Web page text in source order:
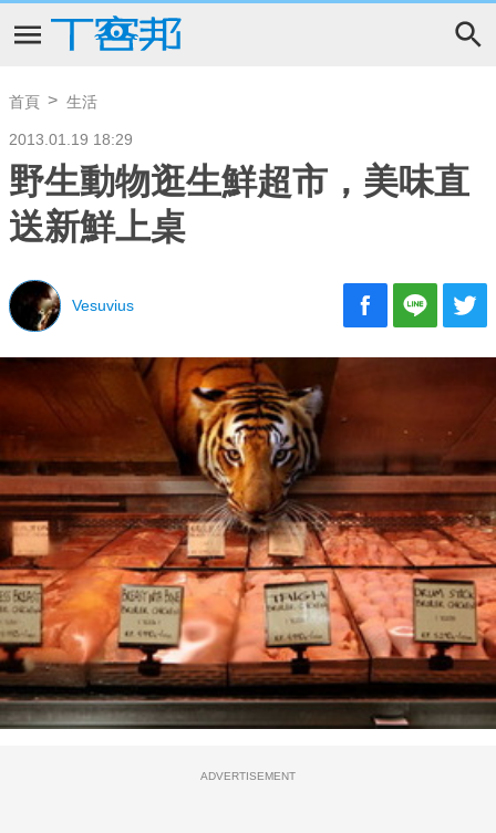
首頁 生活
2013.01.19 18:29
野生動物逛生鮮超市，美味直
送新鮮上桌
Vesuvius
ADVERTISEMENT